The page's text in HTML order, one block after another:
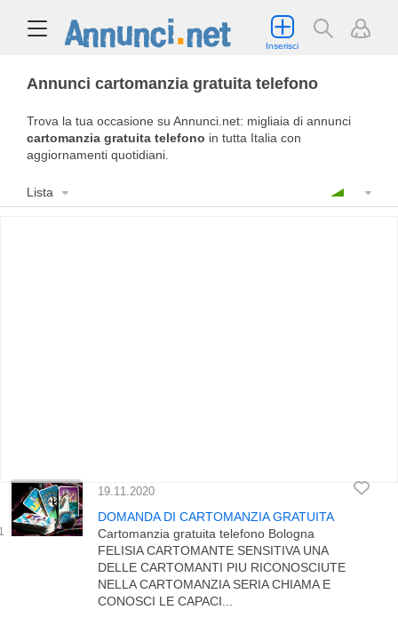
Inserisci
Annunci cartomanzia gratuita telefono
Trova la tua occasione su Annunci.net: migliaia di annunci
cartomanzia gratuita telefono in tutta Italia con
aggiornamenti quotidiani.
Lista
19.11.2020
DOMANDA DI CARTOMANZIA GRATUITA
Cartomanzia gratuita telefono Bologna
FELISIA CARTOMANTE SENSITIVA UNA
DELLE CARTOMANTI PIU RICONOSCIUTE
NELLA CARTOMANZIA SERIA CHIAMA E
CONOSCI LE CAPACI...